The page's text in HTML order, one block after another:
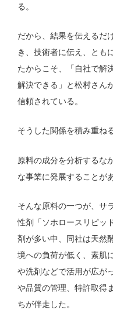
る。
だから、結果を伝えるだ
き、技術者に伝え、とも
たからこそ、「自社で解
解決できる」と松村さん
信頼されている。
そうした関係を積み重ね
原料の成分を分析するな
な事業に発展することが
そんな原料の一つが、サ
性剤「ソホロースリピッ
剤が多い中、同社は天然
境への負荷が低く、素肌
や洗剤などで活用が広が
や品質の管理、特許取得
ちが伴走した。